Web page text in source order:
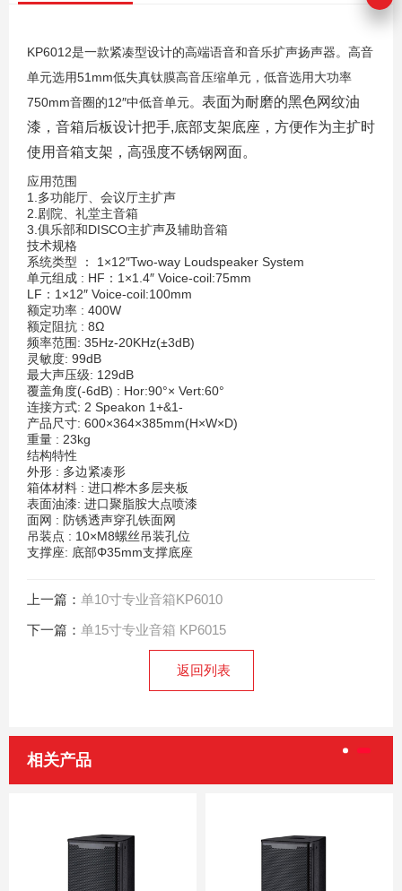
KP6012是一款紧凑型设计的高端语音和音乐扩声扬声器。高音
单元选用51mm低失真钛膜高音压缩单元，低音选用大功率
750mm音圈的12″中低音单元。 表面为耐磨的黑色网纹油
漆，音箱后板设计把手,底部支架底座，方便作为主扩时
使用音箱支架，高强度不锈钢网面。
应用范围
1.多功能厅、会议厅主扩声
2.剧院、礼堂主音箱
3.俱乐部和DISCO主扩声及辅助音箱
技术规格
系统类型 ： 1×12″Two-way Loudspeaker System
单元组成 : HF：1×1.4″ Voice-coil:75mm
LF：1×12″ Voice-coil:100mm
额定功率 : 400W
额定阻抗 : 8Ω
频率范围: 35Hz-20KHz(±3dB)
灵敏度: 99dB
最大声压级: 129dB
覆盖角度(-6dB) : Hor:90°× Vert:60°
连接方式: 2 Speakon 1+&1-
产品尺寸: 600×364×385mm(H×W×D)
重量 : 23kg
结构特性
外形 : 多边紧凑形
箱体材料 : 进口桦木多层夹板
表面油漆: 进口聚脂胺大点喷漆
面网 : 防锈透声穿孔铁面网
吊装点 : 10×M8螺丝吊装孔位
支撑座: 底部Φ35mm支撑底座
上一篇： 单10寸专业音箱KP6010
下一篇： 单15寸专业音箱 KP6015
返回列表
相关产品